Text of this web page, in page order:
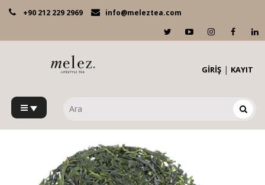
+90 212 229 2969 info@meleztea.com
GİRİŞ | KAYIT